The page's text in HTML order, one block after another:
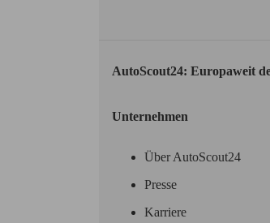
AutoScout24: Europaweit
Unternehmen
Über AutoScout24
Presse
Karriere